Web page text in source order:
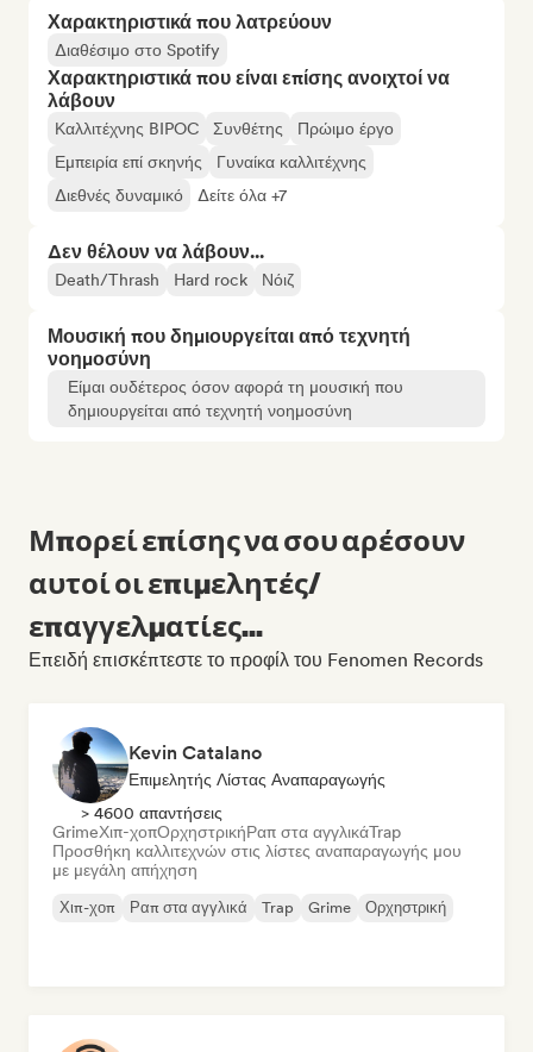
Χαρακτηριστικά που λατρεύουν
Διαθέσιμο στο Spotify
Χαρακτηριστικά που είναι επίσης ανοιχτοί να
λάβουν
Καλλιτέχνης BIPOC Συνθέτης
Πρώιμο έργο
Εμπειρία επί σκηνής
Γυναίκα καλλιτέχνης
Διεθνές δυναμικό
Δείτε όλα +7
Δεν θέλουν να λάβουν...
Death/Thrash Hard rock Νόιζ
Μουσική που δημιουργείται από τεχνητή
νοημοσύνη
Είμαι ουδέτερος όσον αφορά τη μουσική που
δημιουργείται από τεχνητή νοημοσύνη
Μπορεί επίσης να σου αρέσουν
αυτοί οι επιμελητές/
επαγγελματίες...
Επειδή επισκέπτεστε το προφίλ του Fenomen Records
Kevin Catalano
Επιμελητής Λίστας Αναπαραγωγής
> 4600 απαντήσεις
GrimeΧιπ-χοπΟρχηστρικήΡαπ στα αγγλικάTrap
Προσθήκη καλλιτεχνών στις λίστες αναπαραγωγής μου
με μεγάλη απήχηση
Χιπ-χοπ Ραπ στα αγγλικά Trap Grime Ορχηστρική